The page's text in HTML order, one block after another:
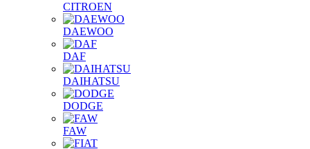
CITROEN
DAEWOO
DAF
DAIHATSU
DODGE
FAW